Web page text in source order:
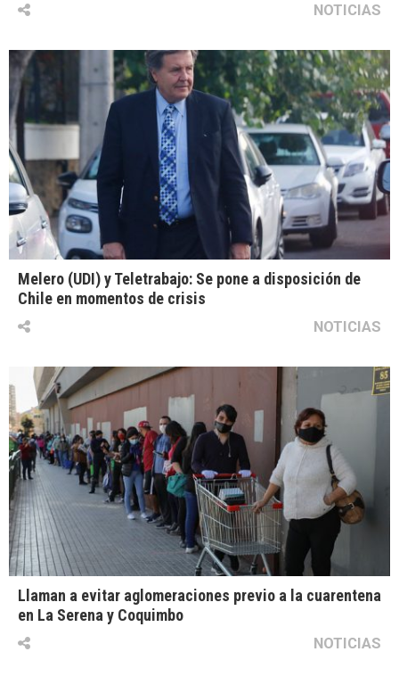
NOTICIAS
Melero (UDI) y Teletrabajo: Se pone a disposición de
Chile en momentos de crisis
NOTICIAS
Llaman a evitar aglomeraciones previo a la cuarentena
en La Serena y Coquimbo
NOTICIAS